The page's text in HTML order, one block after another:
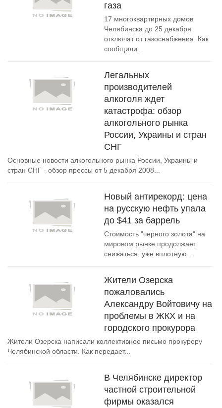
газа
17 многоквартирных домов
Челябинска до 25 декабря
отключат от газоснабжения. Как
сообщили...
Легальных
производителей
алкоголя ждет
катастрофа: обзор
алкогольного рынка
России, Украины и стран
СНГ
Основные новости алкогольного рынка России, Украины и
стран СНГ - обзор прессы от 5 декабря 2008...
Новый антирекорд: цена
на русскую нефть упала
до $41 за баррель
Стоимость "черного золота" на
мировом рынке продолжает
снижаться, уже вплотную...
Жители Озерска
пожаловались
Александру Войтовичу на
проблемы в ЖКХ и на
городского прокурора
Жители Озерска написали коллективное письмо прокурору
Челябинской области. Как передает...
В Челябинске директор
частной строительной
фирмы оказался